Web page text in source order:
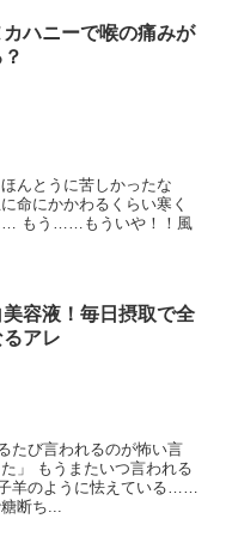
ハニーで喉の痛みが
んとうに苦しかったな
命にかかわるくらい寒く
もう……もういや！！風
容液！毎日摂取で全
アレ
たび言われるのが怖い言
」 もうまたいつ言われる
羊のように怯えている……
断ち...